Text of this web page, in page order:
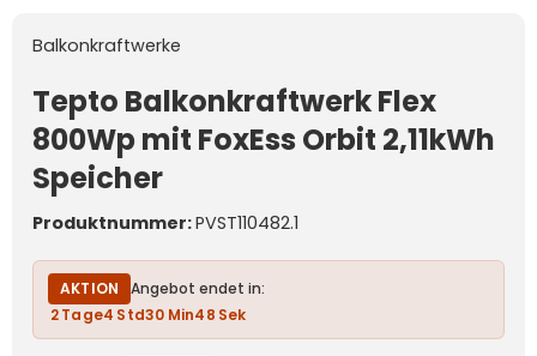
Balkonkraftwerke
Tepto Balkonkraftwerk Flex
800Wp mit FoxEss Orbit 2,11kWh
Speicher
Produktnummer:PVST110482.1
AKTION
Angebot endet in:
2Tage4 Std30 Min47 Sek